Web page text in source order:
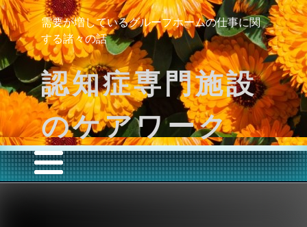
需要が増しているグループホームの仕事に関
する諸々の話
認知症専門施設
のケアワーク